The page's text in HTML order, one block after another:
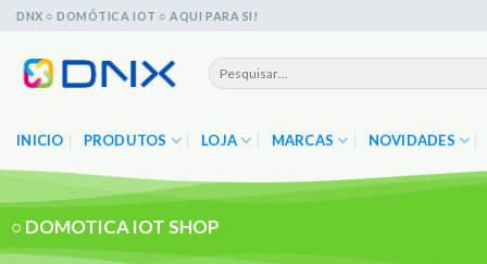
Skip
content
DNX ○ DOMÓTICA IOT ○ AQUI PARA SI!
Pesquisar
por:
INICIO PRODUTOS LOJA MARCAS NOVIDADES
○ DOMOTICA IOT SHOP